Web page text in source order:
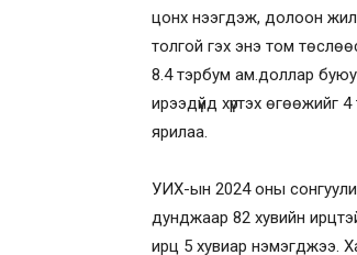
цонх нээгдэж, долоон
толгой гэх энэ том
8.4 тэрбум ам.доллар
ирээдүйд хүртэх өгөөжийг
ярилаа.
УИХ-ын 2024 оны
дунджаар 82 хувийн
ирц 5 хувиар нэмэгджээ.